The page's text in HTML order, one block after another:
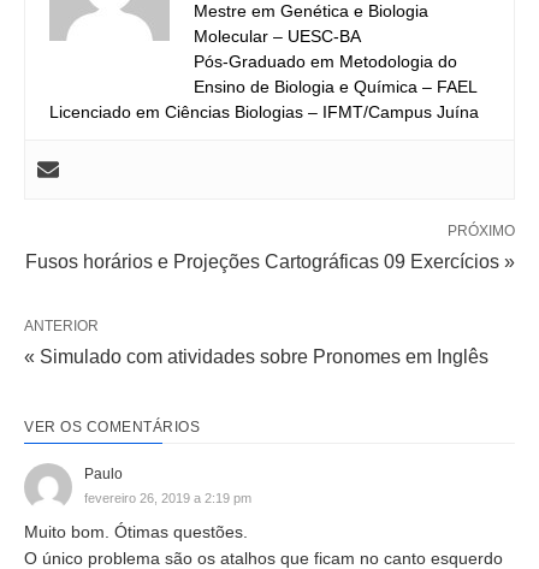
Mestre em Genética e Biologia
Molecular – UESC-BA
Pós-Graduado em Metodologia do
Ensino de Biologia e Química – FAEL
Licenciado em Ciências Biologias – IFMT/Campus Juína
PRÓXIMO
Fusos horários e Projeções Cartográficas 09 Exercícios »
ANTERIOR
« Simulado com atividades sobre Pronomes em Inglês
VER OS COMENTÁRIOS
Paulo
fevereiro 26, 2019 a 2:19 pm
Muito bom. Ótimas questões.
O único problema são os atalhos que ficam no canto esquerdo